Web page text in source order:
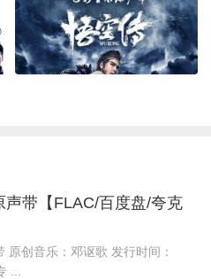
带【FLAC/百度盘/夸克
原创音乐：邓讴歌 发行时间：
...